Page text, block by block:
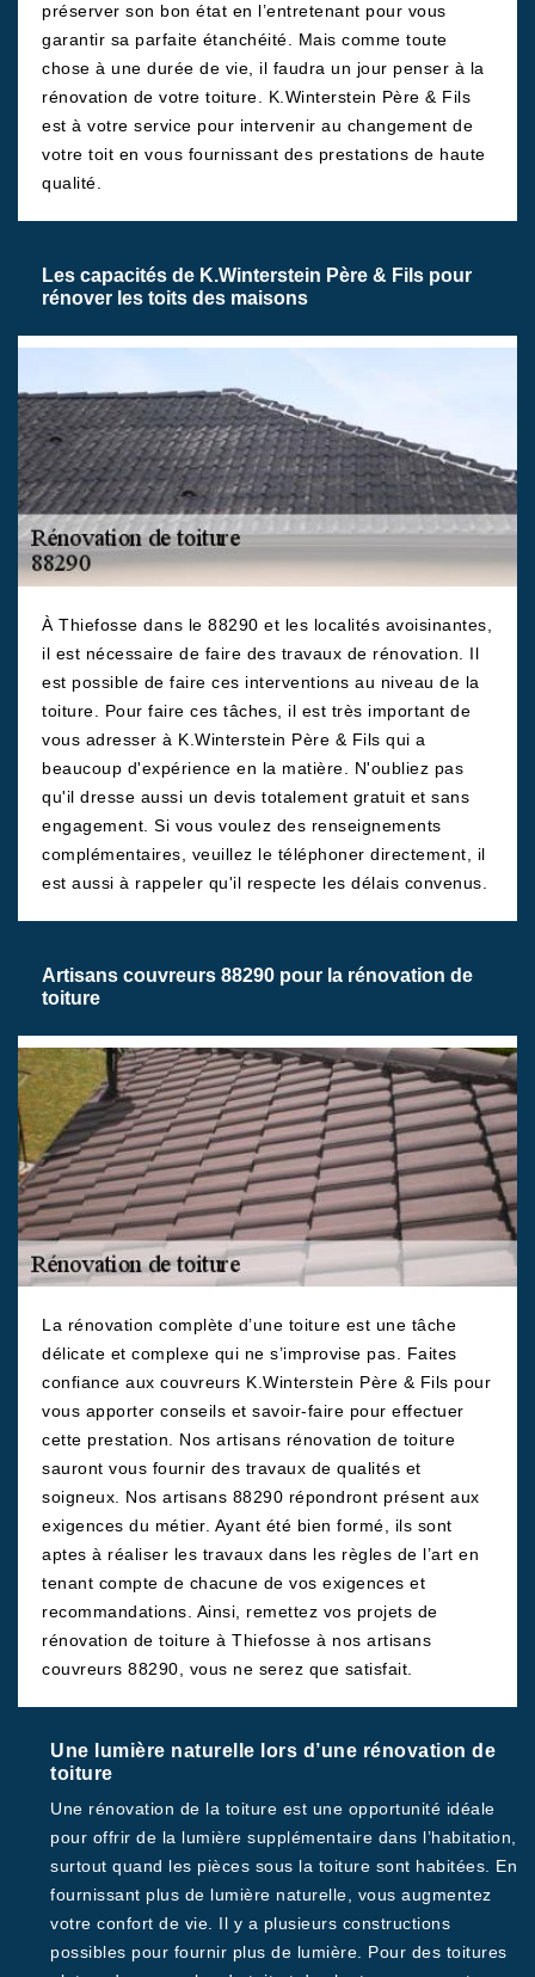
préserver son bon état en l’entretenant pour vous
garantir sa parfaite étanchéité. Mais comme toute
chose à une durée de vie, il faudra un jour penser à la
rénovation de votre toiture. K.Winterstein Père & Fils
est à votre service pour intervenir au changement de
votre toit en vous fournissant des prestations de haute
qualité.
Les capacités de K.Winterstein Père & Fils pour
rénover les toits des maisons
À Thiefosse dans le 88290 et les localités avoisinantes,
il est nécessaire de faire des travaux de rénovation. Il
est possible de faire ces interventions au niveau de la
toiture. Pour faire ces tâches, il est très important de
vous adresser à K.Winterstein Père & Fils qui a
beaucoup d'expérience en la matière. N'oubliez pas
qu'il dresse aussi un devis totalement gratuit et sans
engagement. Si vous voulez des renseignements
complémentaires, veuillez le téléphoner directement, il
est aussi à rappeler qu'il respecte les délais convenus.
Artisans couvreurs 88290 pour la rénovation de
toiture
La rénovation complète d’une toiture est une tâche
délicate et complexe qui ne s’improvise pas. Faites
confiance aux couvreurs K.Winterstein Père & Fils pour
vous apporter conseils et savoir-faire pour effectuer
cette prestation. Nos artisans rénovation de toiture
sauront vous fournir des travaux de qualités et
soigneux. Nos artisans 88290 répondront présent aux
exigences du métier. Ayant été bien formé, ils sont
aptes à réaliser les travaux dans les règles de l’art en
tenant compte de chacune de vos exigences et
recommandations. Ainsi, remettez vos projets de
rénovation de toiture à Thiefosse à nos artisans
couvreurs 88290, vous ne serez que satisfait.
Une lumière naturelle lors d’une rénovation de
toiture
Une rénovation de la toiture est une opportunité idéale
pour offrir de la lumière supplémentaire dans l’habitation,
surtout quand les pièces sous la toiture sont habitées. En
fournissant plus de lumière naturelle, vous augmentez
votre confort de vie. Il y a plusieurs constructions
possibles pour fournir plus de lumière. Pour des toitures